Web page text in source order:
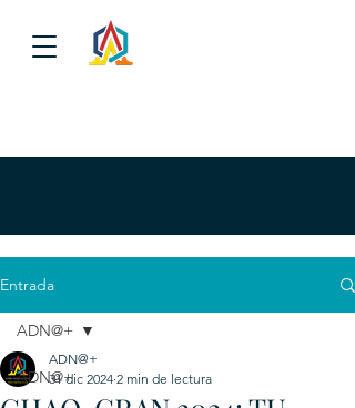
Entrada
ADN@+
ADN@+
ADN@+
31 dic 2024 2 min de lectura